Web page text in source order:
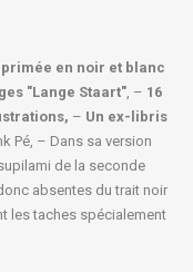
en noir et blanc
"Lange Staart", – 16
– Un ex-libris
Pé, – Dans sa version
de la seconde
absentes du trait noir
les taches spécialement